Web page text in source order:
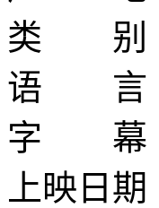
类 别
语 言
字 幕
上映日